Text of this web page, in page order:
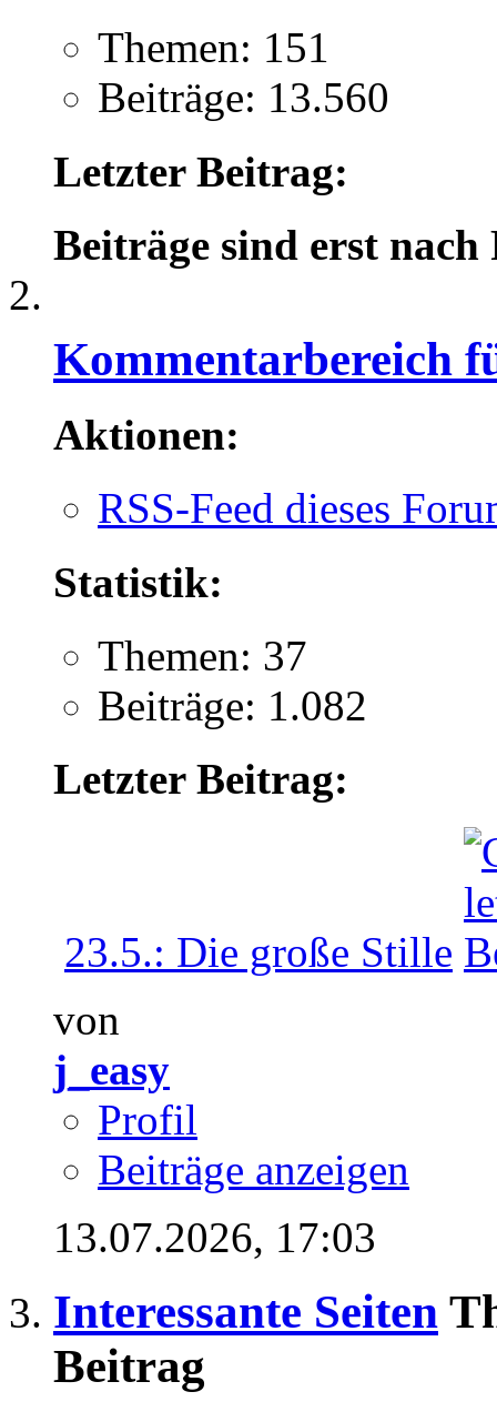
Themen: 151
Beiträge: 13.560
Letzter Beitrag:
Beiträge sind erst
Kommentarbereich
Aktionen:
RSS-Feed dieses
Statistik:
Themen: 37
Beiträge: 1.082
Letzter Beitrag:
23.5.: Die große Stille
von
j_easy
Profil
Beiträge anzeigen
13.07.2026, 17:03
Interessante Seiten
Beitrag